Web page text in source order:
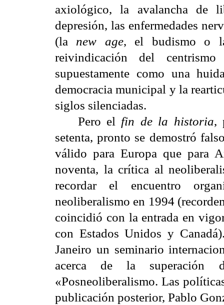
axiológico, la avalancha de
depresión, las enfermedades
(la new age, el budismo o
reivindicación del
supuestamente como una
democracia municipal y la
siglos silenciadas.
Pero el fin de la historia,
setenta, pronto se demostró
válido para Europa que para
noventa, la crítica al
recordar el encuentro
neoliberalismo en 1994
coincidió con la entrada en
con Estados Unidos y
Janeiro un seminario
acerca de la superación
«Posneoliberalismo. Las
publicación posterior, Pablo